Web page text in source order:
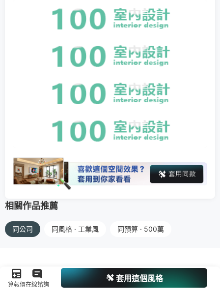
相關作品推薦
同公司 同風格 · 工業風 同預算 · 500萬
算報價在線諮詢
套用這個風格